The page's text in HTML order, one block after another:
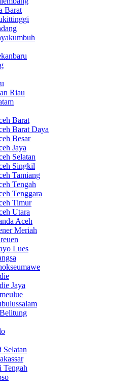
Barat
Riau
Barat
Barat Daya
Besar
Jaya
Selatan
Singkil
Tamiang
Tengah
Tenggara
Timur
Utara
Aceh
Meriah
Lues
Jaya
Selatan
Tengah